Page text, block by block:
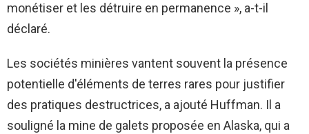
monétiser et les détruire en permanence », a-t-il
déclaré.
Les sociétés minières vantent souvent la présence
potentielle d'éléments de terres rares pour justifier
des pratiques destructrices, a ajouté Huffman. Il a
souligné la mine de galets proposée en Alaska, qui a